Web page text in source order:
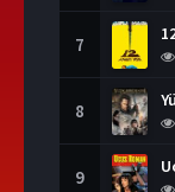
7
8
9